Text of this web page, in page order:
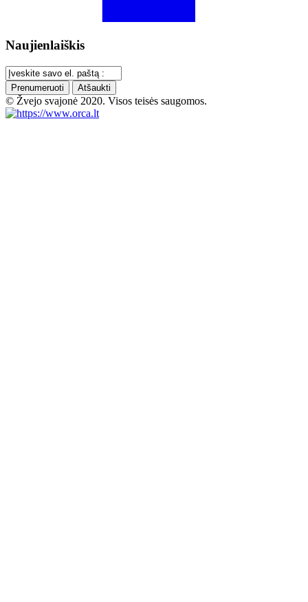
Naujienlaiškis
Prenumeruoti Atšaukti
© Žvejo svajonė 2020. Visos teisės saugomos.